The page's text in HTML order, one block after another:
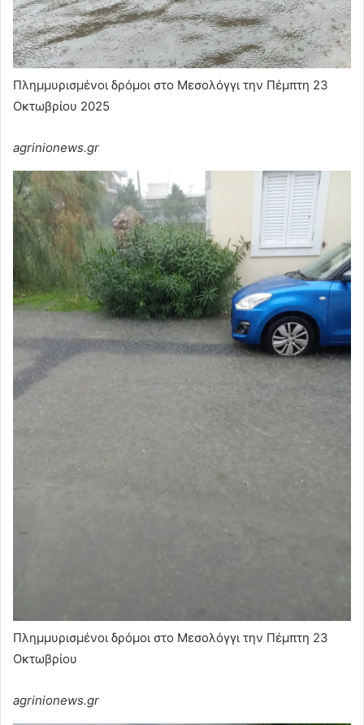
Πλημμυρισμένοι δρόμοι στο Μεσολόγγι την Πέμπτη 23
Οκτωβρίου 2025
agrinionews.gr
Πλημμυρισμένοι δρόμοι στο Μεσολόγγι την Πέμπτη 23
Οκτωβρίου
agrinionews.gr